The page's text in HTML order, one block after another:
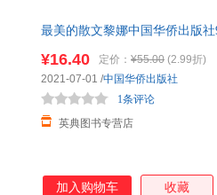
最美的散文黎娜中国华侨出版社
¥16.40 定价： ¥55.00 (2.99折)
英典图书专营店
1条评论
2021-07-01 /中国华侨出版社
加入购物车 收藏